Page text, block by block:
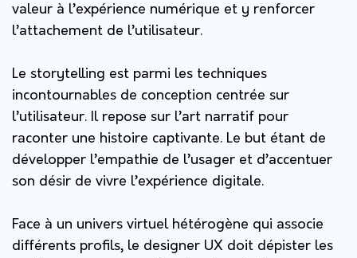
valeur à l’expérience numérique et y renforcer
l’attachement de l’utilisateur.
Le storytelling est parmi les techniques
incontournables de conception centrée sur
l’utilisateur. Il repose sur l’art narratif pour
raconter une histoire captivante. Le but étant de
développer l’empathie de l’usager et d’accentuer
son désir de vivre l’expérience digitale.
Face à un univers virtuel hétérogène qui associe
différents profils, le designer UX doit dépister les